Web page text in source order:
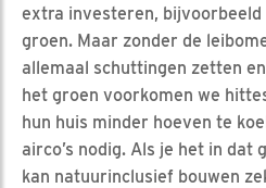
extra investeren, bijvoorbeeld
groen. Maar zonder de
allemaal schuttingen zetten
het groen voorkomen we
hun huis minder hoeven te
airco’s nodig. Als je het in
kan natuurinclusief bouwen